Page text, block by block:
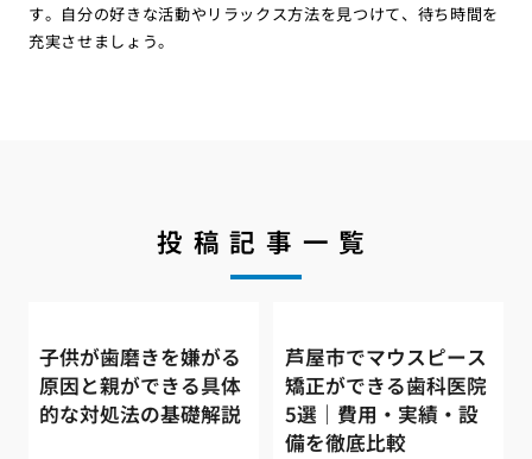
す。自分の好きな活動やリラックス方法を見つけて、待ち時間を
充実させましょう。
投稿記事一覧
子供が歯磨きを嫌がる
原因と親ができる具体
的な対処法の基礎解説
芦屋市でマウスピース
矯正ができる歯科医院
5選｜費用・実績・設
備を徹底比較